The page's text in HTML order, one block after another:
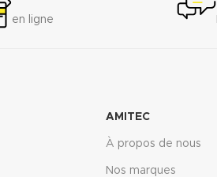
en ligne
AMITEC
À propos de nous
Nos marques